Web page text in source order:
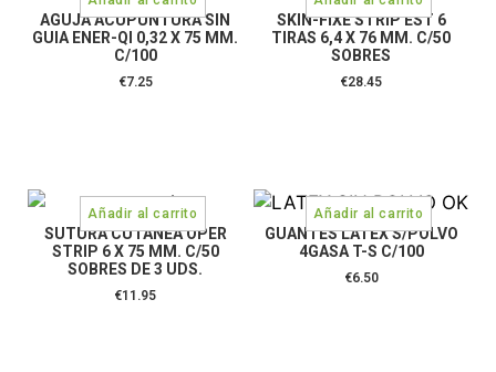
AGUJA ACUPUNTURA SIN
GUIA ENER-QI 0,32 X 75 MM.
C/100
€7.25
SKIN-FIXE STRIP EST 6
TIRAS 6,4 X 76 MM. C/50
SOBRES
€28.45
SUTURA CUTANEA OPER
STRIP 6 X 75 MM. C/50
SOBRES DE 3 UDS.
€11.95
GUANTES LATEX S/POLVO
4GASA T-S C/100
€6.50